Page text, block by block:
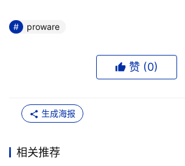
 1台SB-29520磁盘阵列，缓存
 1台SB-29520磁盘阵列的扩展柜
 1台16口Brocade SilkWorm
proware
赞 (0)
生成海报
相关推荐